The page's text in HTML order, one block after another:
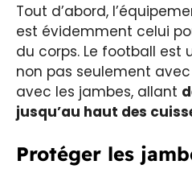
Tout d’abord,
est évidemment celui
du corps. Le football est
non pas seulement
avec les jambes, allant
jusqu’au haut des
Protéger les